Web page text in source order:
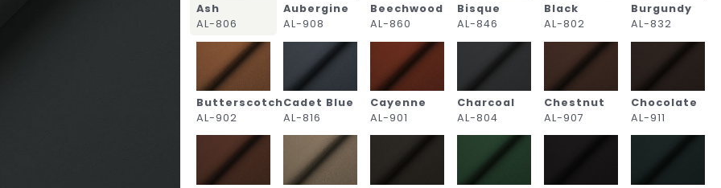
Ash
AL-806
Aubergine
AL-908
Beechwood
AL-860
Bisque
AL-846
Black
AL-802
Burgundy
AL-832
Butterscotch
AL-902
Cadet Blue
AL-816
Cayenne
AL-901
Charcoal
AL-804
Chestnut
AL-907
Chocolate
AL-911